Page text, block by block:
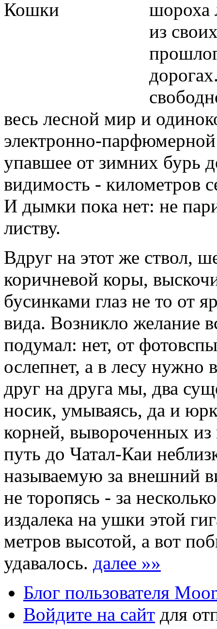
шороха
из
весь лесной мир и
электронно-
упавшее от зимних бурь
видимость - километров
И дымки пока нет: не
листву.
Вдруг на этот же ствол,
коричневой коры,
бусинками глаз не то от
вида. Возникло желание
подумал: нет, от
ослепнет, а в лесу нужно
друг на друга мы, два
носик, умываясь, да и
корней, вывороченных
путь до Чатал-Каи
называемую за внешний
не торопясь - за
издалека на ушки этой
метров высотой, а вот
удавалось. далее »»
Блог пользователя
Войдите на сайт для